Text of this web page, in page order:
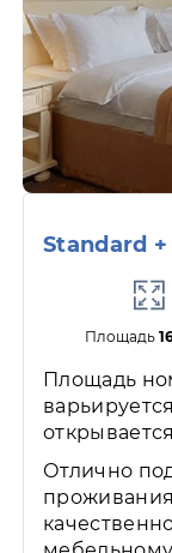
Standard +
Площадь
Площадь
Отлично
проживания